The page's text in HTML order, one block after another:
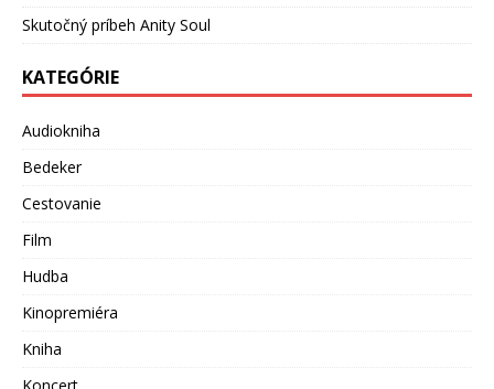
Skutočný príbeh Anity Soul
KATEGÓRIE
Audiokniha
Bedeker
Cestovanie
Film
Hudba
Kinopremiéra
Kniha
Koncert